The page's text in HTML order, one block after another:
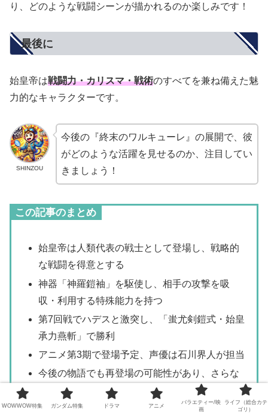
り、どのような戦闘シーンが描かれるのか楽しみです！
最後に
始皇帝は戦闘力・カリスマ・戦術のすべてを兼ね備えた魅
力的なキャラクターです。
SHINZOU
今後の『終末のワルキューレ』の展開で、彼
がどのような活躍を見せるのか、注目してい
きましょう！
この記事のまとめ
始皇帝は人類代表の戦士として登場し、戦略的
な戦闘を得意とする
神器「神羅鎧袖」を駆使し、相手の攻撃を吸
収・利用する特殊能力を持つ
第7回戦でハデスと激突し、「蚩尤剣鎧式・始皇
承力燕斬」で勝利
アニメ第3期で登場予定、声優は石川界人が担当
今後の物語でも再登場の可能性があり、さらな
る活躍が期待される
WOWWOW特集 ガンダム特集 ドラマ アニメ
バラエティー/映
画
ライフ（総合カテ
ゴリ）